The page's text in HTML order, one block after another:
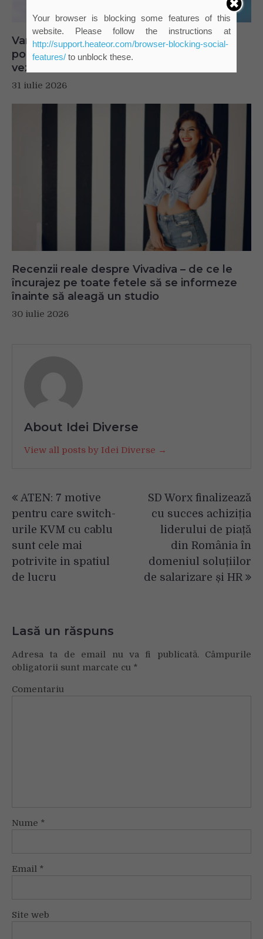
Vara fără reflexii: cum schimbă lentilele
polarizate Nikon Polashade felul în care
vezi
31 iulie 2026
Recenzii reale despre Vivadiva – de ce le
încurajez pe toate fetele să se informeze
înainte să aleagă un studio
30 iulie 2026
About Idei Diverse
View all posts by Idei Diverse →
în
articole
ATEN: 7 motive
pentru care switch-
urile KVM cu cablu
sunt cele mai
potrivite in spatiul
de lucru
SD Worx finalizează
cu succes achiziția
liderului de piață
din România în
domeniul soluțiilor
de salarizare și HR
Lasă un răspuns
Adresa ta de email nu va fi publicată.Câmpurile
obligatorii sunt marcate cu *
Comentariu
Nume *
Email *
Site web
Your browser is blocking some features of this
website. Please follow the instructions at
http://support.heateor.com/browser-blocking-social-
features/to unblock these.